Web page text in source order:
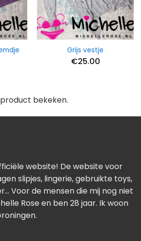
Grijs vestje
€25.00
bekeken.
website! De website voor
slipjes, lingerie, gebruikte toys,
Voor de mensen die mij nog niet
Rose en ben 28 jaar. Ik woon